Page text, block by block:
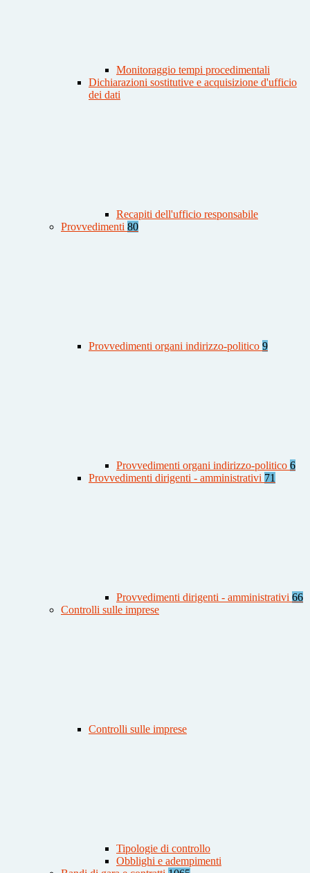
Monitoraggio tempi procedimentali
Dichiarazioni sostitutive e acquisizione d'ufficio
dei dati
Recapiti dell'ufficio responsabile
Provvedimenti 80
Provvedimenti organi indirizzo-politico 9
Provvedimenti organi indirizzo-politico 6
Provvedimenti dirigenti - amministrativi 71
Provvedimenti dirigenti - amministrativi 66
Controlli sulle imprese
Controlli sulle imprese
Tipologie di controllo
Obblighi e adempimenti